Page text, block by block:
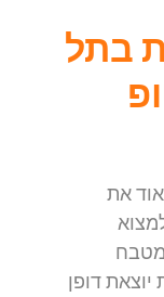
בתל
את
דופן